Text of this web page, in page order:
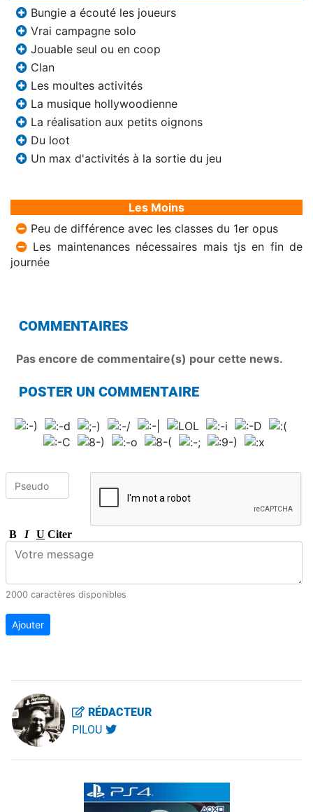
RÉDACTEUR
PILOU
Bungie a écouté les joueurs
Vrai campagne solo
Jouable seul ou en coop
Clan
Les moultes activités
La musique hollywoodienne
La réalisation aux petits oignons
Du loot
Un max d'activités à la sortie du jeu
Les Moins
Peu de différence avec les classes du 1er opus
Les maintenances nécessaires mais tjs en fin de
journée
COMMENTAIRES
Pas encore de commentaire(s) pour cette news.
POSTER UN COMMENTAIRE
B I U Citer
2000 caractères disponibles
Ajouter